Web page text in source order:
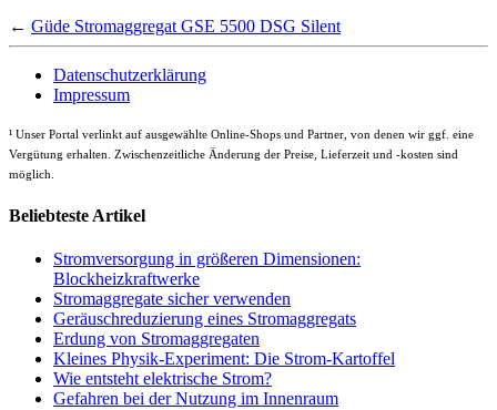
← Güde Stromaggregat GSE 5500 DSG Silent
Datenschutzerklärung
Impressum
¹ Unser Portal verlinkt auf ausgewählte Online-Shops und Partner, von denen wir ggf. eine
Vergütung erhalten. Zwischenzeitliche Änderung der Preise, Lieferzeit und -kosten sind
möglich.
Beliebteste Artikel
Stromversorgung in größeren Dimensionen:
Blockheizkraftwerke
Stromaggregate sicher verwenden
Geräuschreduzierung eines Stromaggregats
Erdung von Stromaggregaten
Kleines Physik-Experiment: Die Strom-Kartoffel
Wie entsteht elektrische Strom?
Gefahren bei der Nutzung im Innenraum